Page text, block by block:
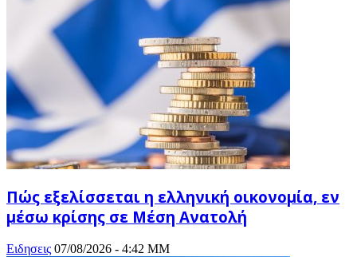
Πώς εξελίσσεται η ελληνική οικονομία, εν
μέσω κρίσης σε Μέση Ανατολή
Ειδησεις 07/08/2026 - 4:42 ΜΜ